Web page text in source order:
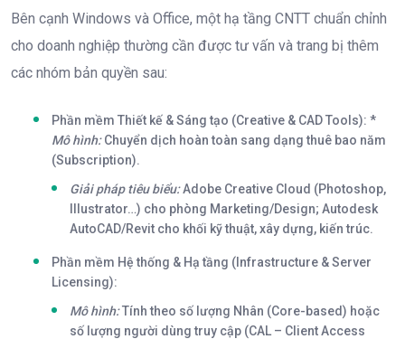
Bên cạnh Windows và Office, một hạ tầng CNTT chuẩn chỉnh
cho doanh nghiệp thường cần được tư vấn và trang bị thêm
các nhóm bản quyền sau:
Phần mềm Thiết kế & Sáng tạo (Creative & CAD Tools): *
Mô hình:Chuyển dịch hoàn toàn sang dạng thuê bao năm
(Subscription).
Giải pháp tiêu biểu:Adobe Creative Cloud (Photoshop,
Illustrator…) cho phòng Marketing/Design; Autodesk
AutoCAD/Revit cho khối kỹ thuật, xây dựng, kiến trúc.
Phần mềm Hệ thống & Hạ tầng (Infrastructure & Server
Licensing):
Mô hình:Tính theo số lượng Nhân (Core-based) hoặc
số lượng người dùng truy cập (CAL – Client Access